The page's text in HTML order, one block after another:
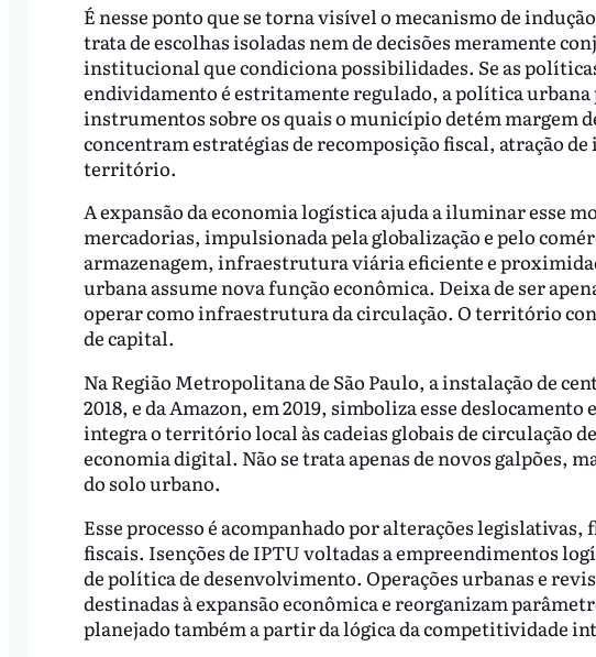
É nesse ponto que se torna visível o mecanismo de
trata de escolhas isoladas nem de decisões meramente
institucional que condiciona possibilidades. Se as
endividamento é estritamente regulado, a política urbana
instrumentos sobre os quais o município detém margem
concentram estratégias de recomposição fiscal, atração
território.
A expansão da economia logística ajuda a iluminar esse
mercadorias, impulsionada pela globalização e pelo
armazenagem, infraestrutura viária eficiente e
urbana assume nova função econômica. Deixa de ser
operar como infraestrutura da circulação. O território
de capital.
Na Região Metropolitana de São Paulo, a instalação de
2018, e da Amazon, em 2019, simboliza esse
integra o território local às cadeias globais de circulação
economia digital. Não se trata apenas de novos galpões,
do solo urbano.
Esse processo é acompanhado por alterações legislativas,
fiscais. Isenções de IPTU voltadas a empreendimentos
de política de desenvolvimento. Operações urbanas e
destinadas à expansão econômica e reorganizam
planejado também a partir da lógica da competitividade